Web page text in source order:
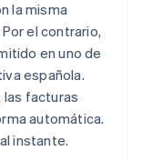
la misma
el contrario,
en uno de
española.
las facturas
automática.
instante.